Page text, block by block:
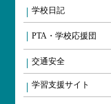
学校日記
PTA・学校応援団
交通安全
学習支援サイト